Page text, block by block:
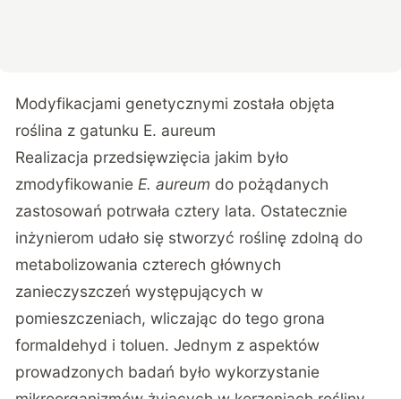
Modyfikacjami genetycznymi została objęta
roślina z gatunku E. aureum
Realizacja przedsięwzięcia jakim było
zmodyfikowanie E. aureum do pożądanych
zastosowań potrwała cztery lata. Ostatecznie
inżynierom udało się stworzyć roślinę zdolną do
metabolizowania czterech głównych
zanieczyszczeń występujących w
pomieszczeniach, wliczając do tego grona
formaldehyd i toluen. Jednym z aspektów
prowadzonych badań było wykorzystanie